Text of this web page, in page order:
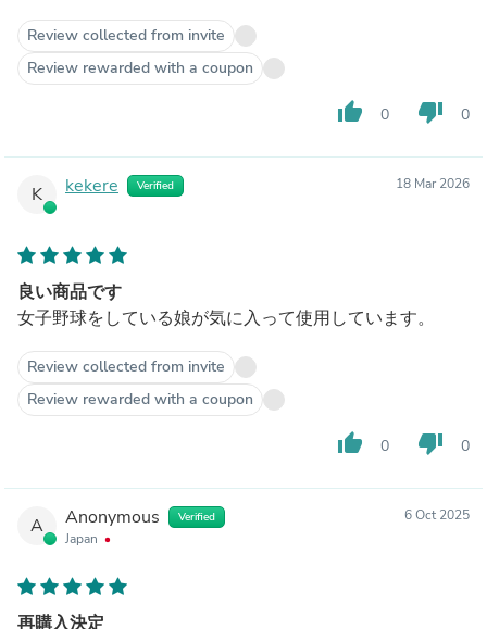
Review collected from invite
Review rewarded with a coupon
thumb_up 0 thumb_down 0
K kekere Verified 18 Mar 2026
良い商品です
女子野球をしている娘が気に入って使用しています。
Review collected from invite
Review rewarded with a coupon
thumb_up 0 thumb_down 0
A Anonymous Verified
Japan
6 Oct 2025
再購入決定